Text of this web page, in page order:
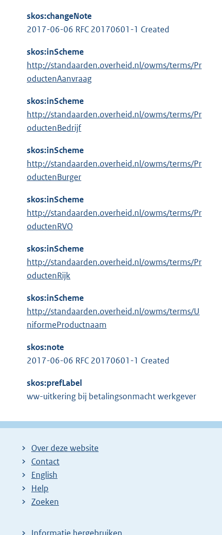
:skos:changeNote
2017-06-06 RFC 20170601-1 Created
skos:inScheme
http://standaarden.overheid.nl/owms/terms/Pr
oductenAanvraag
skos:inScheme
http://standaarden.overheid.nl/owms/terms/Pr
oductenBedrijf
skos:inScheme
http://standaarden.overheid.nl/owms/terms/Pr
oductenBurger
skos:inScheme
http://standaarden.overheid.nl/owms/terms/Pr
oductenRVO
skos:inScheme
http://standaarden.overheid.nl/owms/terms/Pr
oductenRijk
skos:inScheme
http://standaarden.overheid.nl/owms/terms/U
niformeProductnaam
skos:note
2017-06-06 RFC 20170601-1 Created
skos:prefLabel
ww-uitkering bij betalingsonmacht werkgever
Over deze website
Contact
English
Help
Zoeken
Informatie hergebruiken